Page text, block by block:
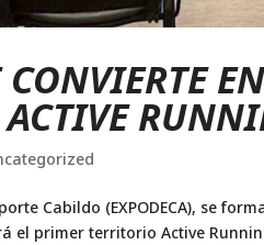
CONVIERTE
Cabildo (EXPODECA), se
el primer territorio Active